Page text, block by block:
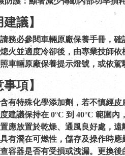
建議】
務必參閱車輛原廠保養手冊，
火並適度冷卻後，由專業技師
車輛原廠保養提示燈號，或依駕
事項】
有特殊化學添加劑，若不慎經
建議保持在 0°C 到 40°C 範圍
應放置於乾燥、通風良好處，
有潛在可燃性，儲存及操作時應
容器是否有受損或洩漏。更換